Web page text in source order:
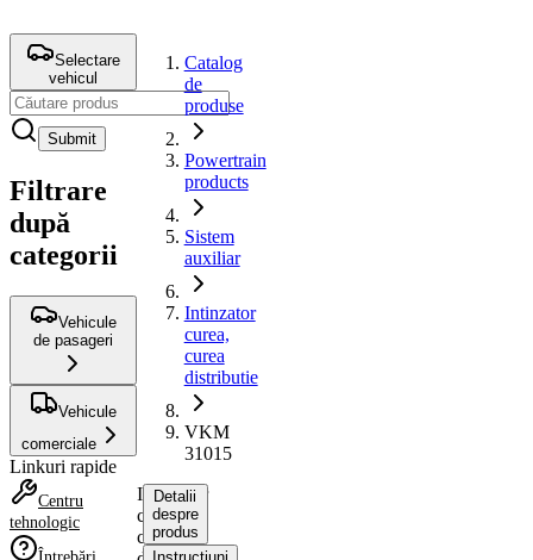
Selectare
vehicul
Submit
Filtrare
după
categorii
Vehicule
de pasageri
Vehicule
comerciale
Linkuri rapide
Centru
tehnologic
Catalog
de
produse
Powertrain
products
Sistem
auxiliar
Intinzator
curea,
curea
distributie
VKM
31015
Intinzator
curea,
curea
Detalii
despre
produs